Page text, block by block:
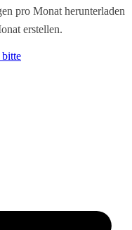
pro Monat herunterladen
erstellen.
bitte